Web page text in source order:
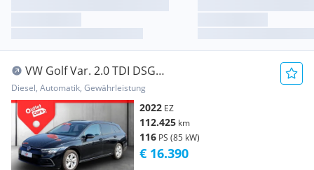
VW Golf Var. 2.0 TDI DSG
ASSIST+LED+NAVI+RADAR+LM
Diesel, Automatik, Gewährleistung
2022 EZ
112.425 km
116 PS (85 kW)
€ 16.390